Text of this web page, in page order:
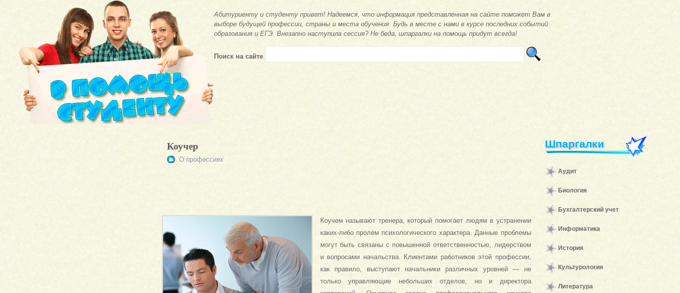
Абитуриенту и студенту привет! Надеемся, что информация представленная на сайте поможет Вам в
выборе будущей профессии, страны и места обучения. Будь в месте с нами в курсе последних событий
образования и ЕГЭ. Внезапно наступила сессия? Не беда, шпаргалки на помощь придут всегда!
Поиск на сайте
Коучер
О профессиях
Коучем называют тренера, который помогает людям в устранении
каких-либо пролем психологического характера. Данные проблемы
могут быть связаны с повышенной ответственностью, лидерством
и вопросами начальства. Клиентами работников этой профессии,
как правило, выступают начальники различных уровней — не
только управляющие небольших отделов, но и директора
Шпаргалки
Аудит
Биология
Бухгалтерский учет
Информатика
История
Культурология
Литература